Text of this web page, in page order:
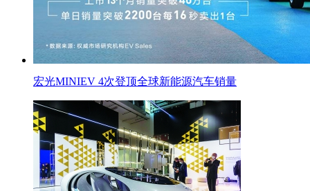
宏光MINIEV 4次登顶全球新能源汽车销量